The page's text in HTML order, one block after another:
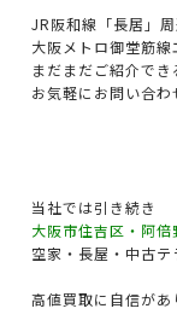
JR阪和線「長居」
大阪メトロ御堂筋線
まだまだご紹介で
お気軽にお問い合わ
当社では引き続き
大阪市住吉区・阿
空家・長屋・中古テ
高値買取に自信があ